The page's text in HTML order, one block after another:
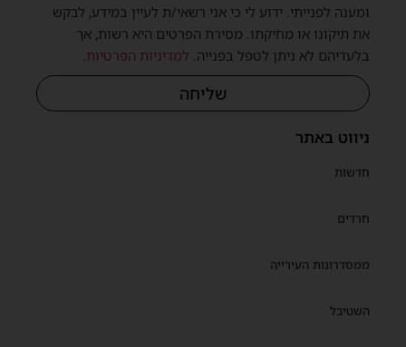
ניווט באתר
חדשות
חרדים
ממסדרונות העירייה
השטיבל
ומענה לפנייתי. ידוע לי כי אני רשאי/ת לעיין במידע, לבקש
את תיקונו או מחיקתו. מסירת הפרטים היא רשות, אך
בלעדיהם לא ניתן לטפל בפנייה. למדיניות הפרטיות
שליחה